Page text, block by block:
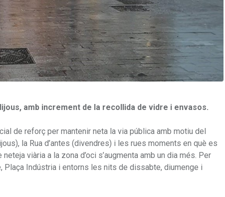
amb increment de la recollida de vidre i envasos.
de reforç per mantenir neta la via pública amb motiu del
la Rua d’antes (divendres) i les rues moments en què es
viària a la zona d’oci s’augmenta amb un dia més. Per
Plaça Indústria i entorns les nits de dissabte, diumenge i